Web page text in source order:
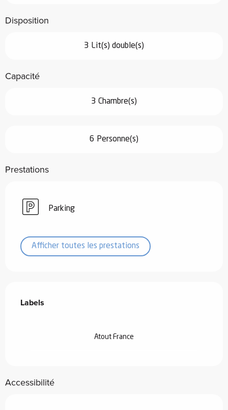
Disposition
3 Lit(s) double(s)
Capacité
3 Chambre(s)
6 Personne(s)
Prestations
Parking
Afficher toutes les prestations
Labels
Labels
Atout France
Accessibilité